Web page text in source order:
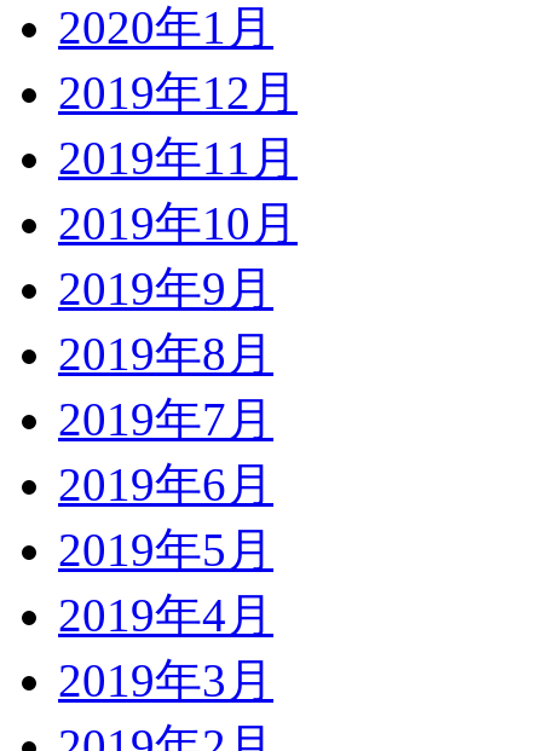
2020年1月
2019年12月
2019年11月
2019年10月
2019年9月
2019年8月
2019年7月
2019年6月
2019年5月
2019年4月
2019年3月